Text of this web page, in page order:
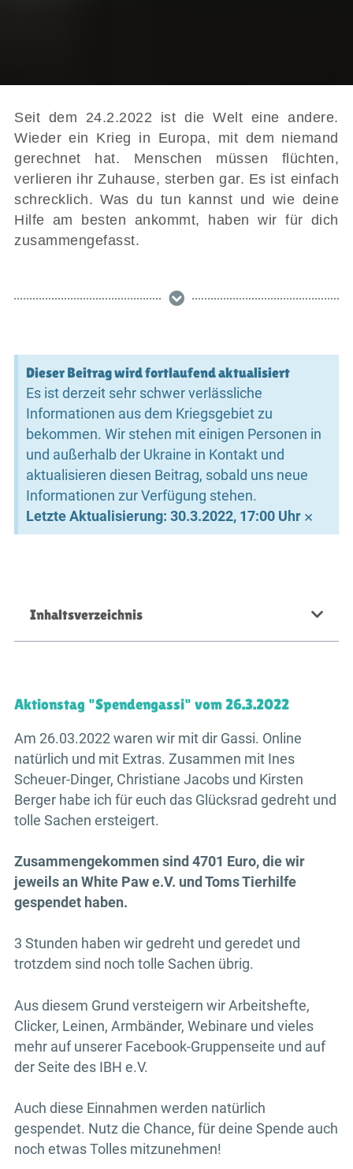
Seit dem 24.2.2022 ist die Welt eine andere.
Wieder ein Krieg in Europa, mit dem niemand
gerechnet hat. Menschen müssen flüchten,
verlieren ihr Zuhause, sterben gar. Es ist einfach
schrecklich. Was du tun kannst und wie deine
Hilfe am besten ankommt, haben wir für dich
zusammengefasst.
Dieser Beitrag wird fortlaufend aktualisiert
Es ist derzeit sehr schwer verlässliche
Informationen aus dem Kriegsgebiet zu
bekommen. Wir stehen mit einigen Personen in
und außerhalb der Ukraine in Kontakt und
aktualisieren diesen Beitrag, sobald uns neue
Informationen zur Verfügung stehen.
Letzte Aktualisierung: 30.3.2022, 17:00 Uhr ×
Inhaltsverzeichnis
Aktionstag "Spendengassi" vom 26.3.2022
Am 26.03.2022 waren wir mit dir Gassi. Online
natürlich und mit Extras. Zusammen mit Ines
Scheuer-Dinger, Christiane Jacobs und Kirsten
Berger habe ich für euch das Glücksrad gedreht und
tolle Sachen ersteigert.
Zusammengekommen sind 4701 Euro, die wir
jeweils an White Paw e.V. und Toms Tierhilfe
gespendet haben.
3 Stunden haben wir gedreht und geredet und
trotzdem sind noch tolle Sachen übrig.
Aus diesem Grund versteigern wir Arbeitshefte,
Clicker, Leinen, Armbänder, Webinare und vieles
mehr auf unserer Facebook-Gruppenseite und auf
der Seite des IBH e.V.
Auch diese Einnahmen werden natürlich
gespendet. Nutz die Chance, für deine Spende auch
noch etwas Tolles mitzunehmen!